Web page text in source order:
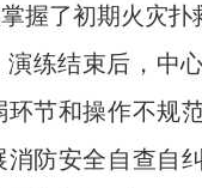
握了初期火灾扑
演练结束后， 中
节和操作不规
防安全自查自